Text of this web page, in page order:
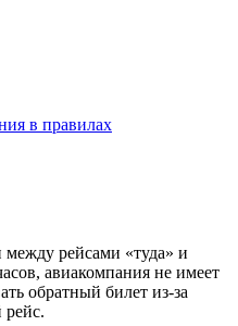
в правилах
рейсами «туда» и
авиакомпания не имеет
обратный билет из-за
рейс.